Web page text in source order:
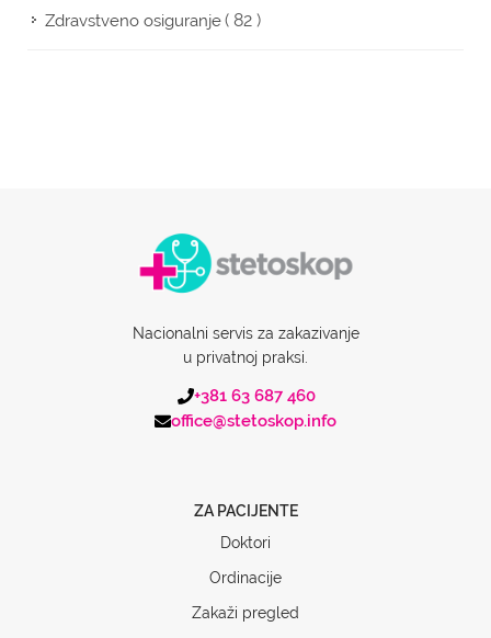
Zdravstveno osiguranje( 82 )
Nacionalni servis za zakazivanje
u privatnoj praksi.
+381 63 687 460
office@stetoskop.info
ZA PACIJENTE
Doktori
Ordinacije
Zakaži pregled